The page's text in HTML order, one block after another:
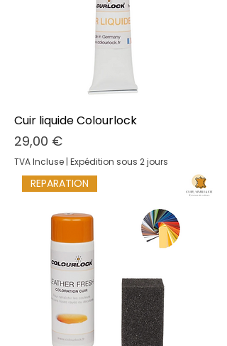
Cuir liquide Colourlock
Prix
29,00 €
TVA Incluse | Expédition sous 2 jours
REPARATION